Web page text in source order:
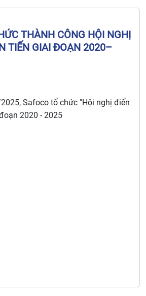
THÀNH CÔNG HỘI NGHỊ
2020–
Safoco tổ chức "Hội nghị điển
2020 - 2025